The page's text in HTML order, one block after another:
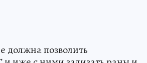
должна позволить